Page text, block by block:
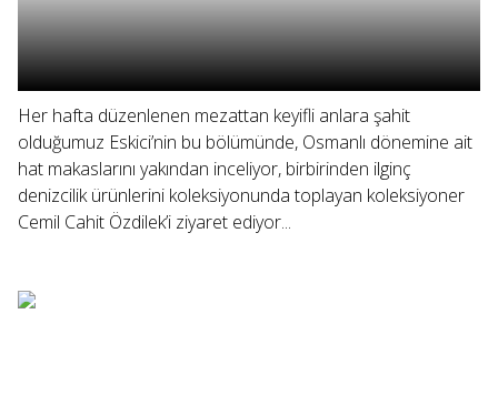
Her hafta düzenlenen mezattan keyifli anlara şahit
olduğumuz Eskici’nin bu bölümünde, Osmanlı dönemine ait
hat makaslarını yakından inceliyor, birbirinden ilginç
denizcilik ürünlerini koleksiyonunda toplayan koleksiyoner
Cemil Cahit Özdilek’i ziyaret ediyor...